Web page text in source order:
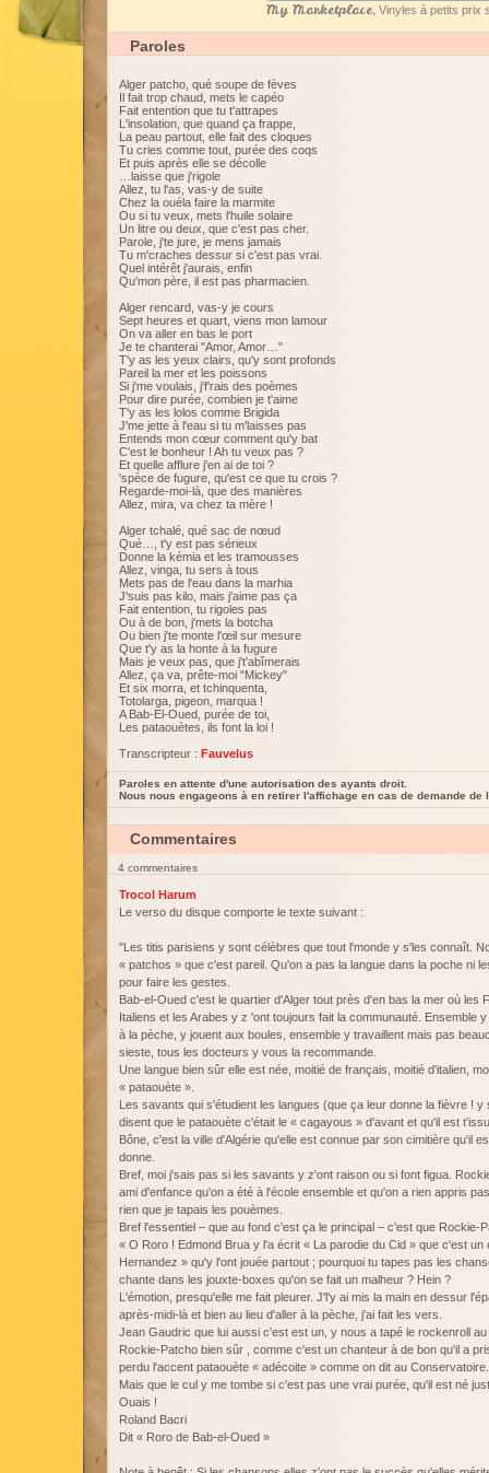
My Marketplace, Vinyles à petits prix
Paroles
Alger patcho, qué soupe de fèves
Il fait trop chaud, mets le capéo
Fait entention que tu t'attrapes
L'insolation, que quand ça frappe,
La peau partout, elle fait des cloques
Tu cries comme tout, purée des coqs
Et puis après elle se décolle
…laisse que j'rigole
Allez, tu l'as, vas-y de suite
Chez la ouéla faire la marmite
Ou si tu veux, mets l'huile solaire
Un litre ou deux, que c'est pas cher.
Parole, j'te jure, je mens jamais
Tu m'craches dessur si c'est pas vrai.
Quel intérêt j'aurais, enfin
Qu'mon père, il est pas pharmacien.
Alger rencard, vas-y je cours
Sept heures et quart, viens mon lamour
On va aller en bas le port
Je te chanterai "Amor, Amor…"
T'y as les yeux clairs, qu'y sont profonds
Pareil la mer et les poissons
Si j'me voulais, j'f'rais des poèmes
Pour dire purée, combien je t'aime
T'y as les lolos comme Brigida
J'me jette à l'eau si tu m'laisses pas
Entends mon cœur comment qu'y bat
C'est le bonheur ! Ah tu veux pas ?
Et quelle afflure j'en ai de toi ?
'spèce de fugure, qu'est ce que tu crois ?
Regarde-moi-là, que des manières
Allez, mira, va chez ta mère !
Alger tchalé, qué sac de nœud
Qué…, t'y est pas sérieux
Donne la kémia et les tramousses
Allez, vinga, tu sers à tous
Mets pas de l'eau dans la marhia
J'suis pas kilo, mais j'aime pas ça
Fait entention, tu rigoles pas
Ou à de bon, j'mets la botcha
Ou bien j'te monte l'œil sur mesure
Que t'y as la honte à la fugure
Mais je veux pas, que j't'abîmerais
Allez, ça va, prête-moi "Mickey"
Et six morra, et tchinquenta,
Totolarga, pigeon, marqua !
A Bab-El-Oued, purée de toi,
Les pataouètes, ils font la loi !
Transcripteur : Fauvelus
Paroles en attente d'une autorisation des ayants droit.
Nous nous engageons à en retirer l'affichage en cas de demande de
Commentaires
4 commentaires
Trocol Harum
Le verso du disque comporte le texte suivant :
"Les titis parisiens y sont célèbres que tout l'monde y s'les connaît.
« patchos » que c'est pareil. Qu'on a pas la langue dans la poche ni
pour faire les gestes.
Bab-el-Oued c'est le quartier d'Alger tout près d'en bas la mer où les
Italiens et les Arabes y z 'ont toujours fait la communauté. Ensemble
à la pèche, y jouent aux boules, ensemble y travaillent mais pas
sieste, tous les docteurs y vous la recommande.
Une langue bien sûr elle est née, moitié de français, moitié d'italien,
« pataouète ».
Les savants qui s'étudient les langues (que ça leur donne la fièvre !
disent que le pataouète c'était le « cagayous » d'avant et qu'il est
Bône, c'est la ville d'Algérie qu'elle est connue par son cimitière qu'il
donne.
Bref, moi j'sais pas si les savants y z'ont raison ou si font figua.
ami d'enfance qu'on a été à l'école ensemble et qu'on a rien appris
rien que je tapais les pouèmes.
Bref l'essentiel – que au fond c'est ça le principal – c'est que Rockie-
« O Roro ! Edmond Brua y l'a écrit « La parodie du Cid » que c'est
Hernandez » qu'y l'ont jouée partout ; pourquoi tu tapes pas les
chante dans les jouxte-boxes qu'on se fait un malheur ? Hein ?
L'émotion, presqu'elle me fait pleurer. J'l'y ai mis la main en dessur
après-midi-là et bien au lieu d'aller à la pèche, j'ai fait les vers.
Jean Gaudric que lui aussi c'est est un, y nous a tapé le rockenroll au
Rockie-Patcho bien sûr , comme c'est un chanteur à de bon qu'il a
perdu l'accent pataouète « adécoite » comme on dit au Conservatoire.
Mais que le cul y me tombe si c'est pas une vrai purée, qu'il est né
Ouais !
Roland Bacri
Dit « Roro de Bab-el-Oued »